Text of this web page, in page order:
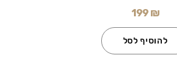
199 ₪
להוסיף לסל